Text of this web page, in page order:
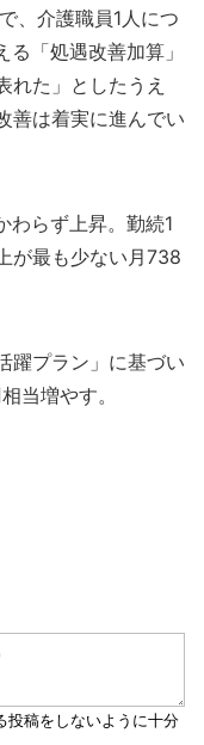
、介護職員1人につ
「処遇改善加算」
れた」としたうえ
善は着実に進んでい
らず上昇。勤続1
が最も少ない月738
躍プラン」に基づい
当増やす。